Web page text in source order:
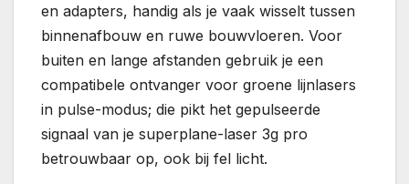
en adapters, handig als je vaak wisselt tussen
binnenafbouw en ruwe bouwvloeren. Voor
buiten en lange afstanden gebruik je een
compatibele ontvanger voor groene lijnlasers
in pulse-modus; die pikt het gepulseerde
signaal van je superplane-laser 3g pro
betrouwbaar op, ook bij fel licht.